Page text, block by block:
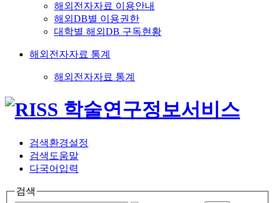
해외전자자료 이용안내
해외DB별 이용권한
대학별 해외DB 구독현황
해외전자자료 통계
해외전자자료 통계
검색환경설정
검색도움말
다국어입력
검색